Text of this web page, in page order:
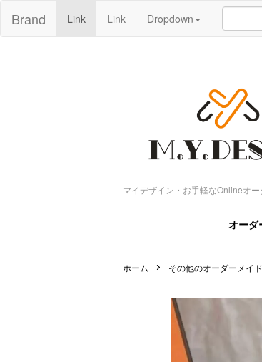
Brand Link Link Dropdown
マイデザイン・お手軽なOnlineオ
オーダ
ホーム その他のオーダーメイド